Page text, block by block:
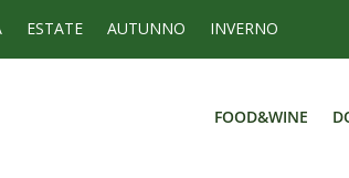
ESTATE AUTUNNO INVERNO
FOOD&WINE